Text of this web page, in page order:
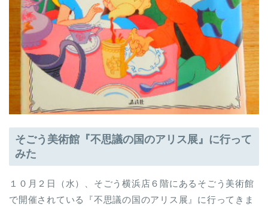
そごう美術館『不思議の国のアリス展』に行って
みた
１０月２日（水）、そごう横浜店６階にあるそごう美術館
で開催されている『不思議の国のアリス展』に行ってきま